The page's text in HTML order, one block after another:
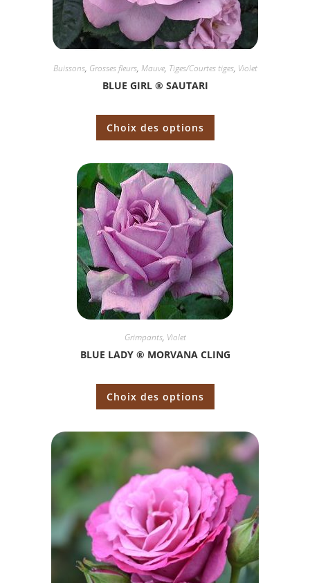
Buissons, Grosses fleurs, Mauve, Tiges/Courtes tiges, Violet
BLUE GIRL ® SAUTARI
Choix des options
Grimpants, Violet
BLUE LADY ® MORVANA CLING
Choix des options